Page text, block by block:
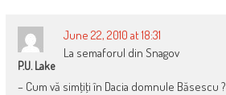
P.U. Lake
June 22, 2010 at 18:31
La semaforul din Snagov
– Cum vă simţiţi în Dacia domnule Băsescu ?